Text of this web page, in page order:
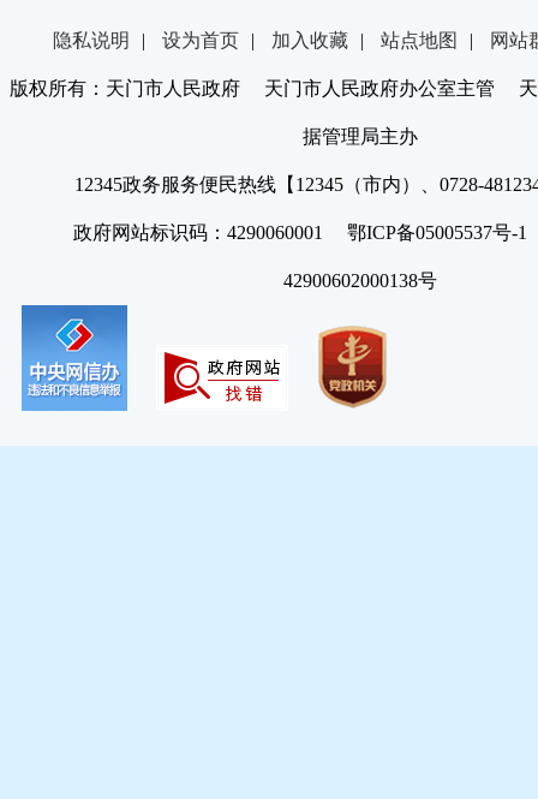
隐私说明 | 设为首页 | 加入收藏 | 站点地图 | 网站
版权所有：天门市人民政府 天门市人民政府办公室主管 天
据管理局主办
12345政务服务便民热线【12345（市内）、0728-
政府网站标识码：4290060001 鄂ICP备05005537号
42900602000138号